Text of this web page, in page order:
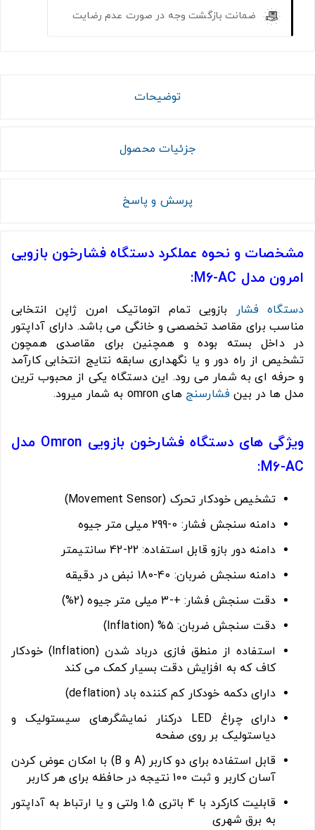
ضمانت بازگشت وجه در صورت عدم رضایت
توضیحات
جزئیات محصول
پرسش و پاسخ
مشخصات و نحوه عملکرد دستگاه فشارخون بازویی
امرون مدل M6-AC:
دستگاه فشار
بازویی تمام اتوماتیک امرن ژاپن انتخابی
مناسب برای مقاصد تخصصی و خانگی می باشد. دارای آداپتور
در داخل بسته بوده و همچنین برای مقاصدی همچون
تشخیص از راه دور و یا نگهداری سابقه نتایج انتخابی کارآمد
و حرفه ای به شمار می رود. این دستگاه یکی از محبوب ترین
مدل ها در بین فشارسنج های omron به شمار میرود.
ویژگی های دستگاه
فشارخون بازویی Omron مدل
M6-AC
:
تشخیص خودکار تحرک (Movement Sensor)
دامنه سنجش فشار: 0-299 میلی متر جیوه
دامنه دور بازو قابل استفاده: 22-42 سانتیمتر
دامنه سنجش ضربان: 40-180 نبض در دقیقه
دقت سنجش فشار: +-3 میلی متر جیوه (2%)
دقت سنجش ضربان: 5% (Inflation)
استفاده از منطق فازی درباد شدن (Inflation) خودکار
کاف که به افزایش دقت بسیار کمک می کند
دارای دکمه خودکار کم کننده باد (deflation)
دارای چراغ LED درکنار نمایشگرهای سیستولیک و
دیاستولیک بر روی صفحه
قابل استفاده برای دو کاربر (A و B) با امکان عوض کردن
آسان کاربر و ثبت 100 نتیجه در حافظه برای هر کاربر
قابلیت کارکرد با 4 باتری 1.5 ولتی و یا ارتباط به آداپتور
به برق شهری